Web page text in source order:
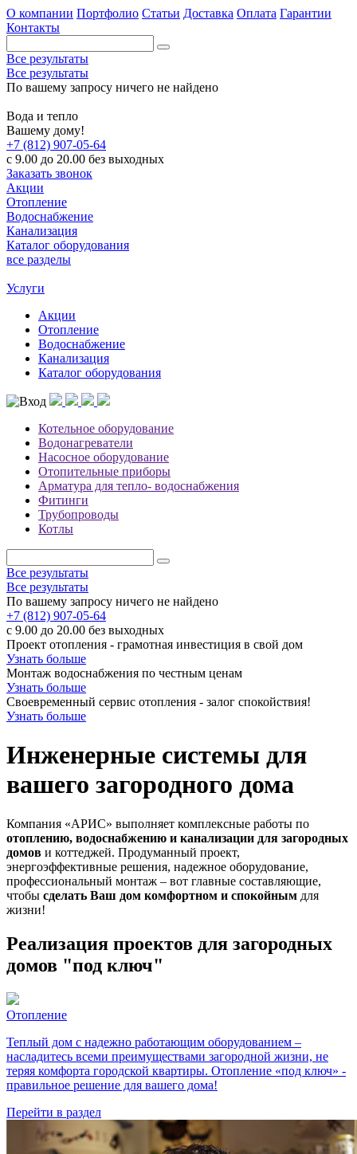
О компании Портфолио Статьи Доставка Оплата Гарантии
Контакты
Все результаты
Все результаты
По вашему запросу ничего не найдено
Вода и тепло
Вашему дому!
+7 (812) 907-05-64
с 9.00 до 20.00 без выходных
Заказать звонок
Акции
Отопление
Водоснабжение
Канализация
Каталог оборудования
все разделы
Услуги
Акции
Отопление
Водоснабжение
Канализация
Каталог оборудования
Котельное оборудование
Водонагреватели
Насосное оборудование
Отопительные приборы
Арматура для тепло- водоснабжения
Фитинги
Трубопроводы
Котлы
Все результаты
Все результаты
По вашему запросу ничего не найдено
+7 (812) 907-05-64
с 9.00 до 20.00 без выходных
Проект отопления - грамотная инвестиция в свой дом
Узнать больше
Монтаж водоснабжения по честным ценам
Узнать больше
Своевременный сервис отопления - залог спокойствия!
Узнать больше
Инженерные системы для
вашего загородного дома
Компания «АРИС» выполняет комплексные работы по
отоплению, водоснабжению и канализации для загородных
домов и коттеджей. Продуманный проект,
энергоэффективные решения, надежное оборудование,
профессиональный монтаж – вот главные составляющие,
чтобы сделать Ваш дом комфортном и спокойным для
жизни!
Реализация проектов для загородных
домов "под ключ"
Отопление
Теплый дом с надежно работающим оборудованием –
насладитесь всеми преимуществами загородной жизни, не
теряя комфорта городской квартиры. Отопление «под ключ» -
правильное решение для вашего дома!
Перейти в раздел